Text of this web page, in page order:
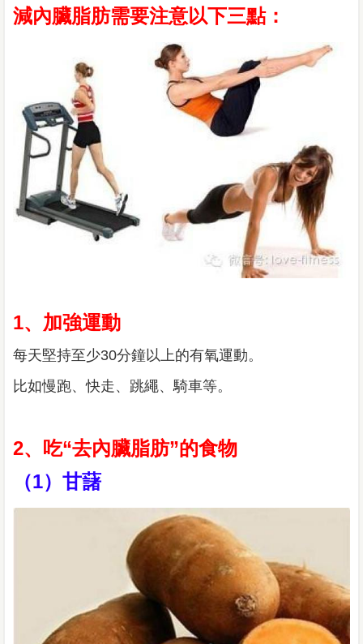
減內臟脂肪需要注意以下三點：
1、加強運動
每天堅持至少30分鐘以上的有氧運動。
比如慢跑、快走、跳繩、騎車等。
2、吃“去內臟脂肪”的食物
（1）甘藷